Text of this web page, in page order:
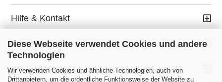
Diese Webseite verwendet Cookies und andere
Technologien
Wir verwenden Cookies und ähnliche Technologien, auch von
Drittanbietern, um die ordentliche Funktionsweise der Website zu
Hilfe & Kontakt
Ihr Konto
Kontaktdaten